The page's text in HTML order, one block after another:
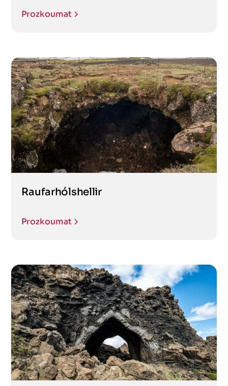
Prozkoumat
Raufarhólshellir
Prozkoumat